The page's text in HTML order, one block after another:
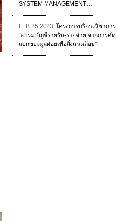
SYSTEM MANAGEMENT…
FEB 25,2023 โครงการบริการวิชาการ
“อบรมบัญชีรายรับ-รายจ่าย จากการคัด
แยกขยะมูลฝอยเพื่อสิ่งแวดล้อม”